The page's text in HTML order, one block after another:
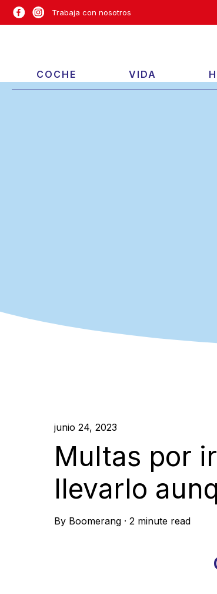
Trabaja con nosotros
COCHE VIDA
junio 24, 2023
Multas por
llevarlo
By Boomerang · 2 minute read